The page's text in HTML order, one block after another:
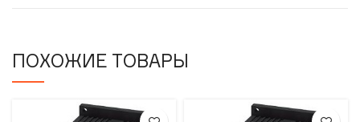
ПОХОЖИЕ ТОВАРЫ